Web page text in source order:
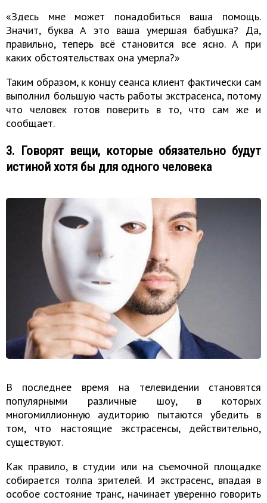
«Здесь мне может понадобиться ваша помощь.
Значит, буква А это ваша умершая бабушка? Да,
правильно, теперь всё становится все ясно. А при
каких обстоятельствах она умерла?»
Таким образом, к концу сеанса клиент фактически сам
выполнил большую часть работы экстрасенса, потому
что человек готов поверить в то, что сам же и
сообщает.
3. Говорят вещи, которые обязательно будут
истиной хотя бы для одного человека
В последнее время на телевидении становятся
популярными различные шоу, в которых
многомиллионную аудиторию пытаются убедить в
том, что настоящие экстрасенсы, действительно,
существуют.
Как правило, в студии или на съемочной площадке
собирается толпа зрителей. И экстрасенс, впадая в
особое состояние транс, начинает уверенно говорить